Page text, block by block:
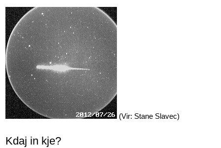
(Vir: Stane Slavec)
Kdaj in kje?